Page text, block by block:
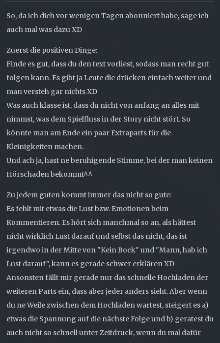
So, da ich dich vor wenigen Tagen abonniert habe, sage ich
auch mal was dazu XD
Zuerst die positiven Dinge:
Finde es gut, dass du den text vorliest, sodass man recht gut
folgen kann. Es gibt ja Leute die drücken einfach weiter und
man versteh gar nichts XD
Was auch klasse ist, dass du nicht von anfang an alles mit
nimmst, was dem Spielfluss in der Story nicht stört. So
könnte man am Ende ein paar Extraparts für die
Kleinigkeiten machen.
Und ach ja, hast ne beruhigende Stimme, bei der man keinen
Hörschaden bekommt^^
Zu jedem guten kommt immer das nicht so gute:
Es fehlt mit etwas die Lust bzw. Emotionen beim
Kommentieren. Es hört sich manchmal so an, als hättest
nicht wirklich Lust darauf und selbst das nicht, das ist
irgendwo in der Mitte von "Kein Bock" und "Mann, hab ich
Lust darauf", kann es gerade schwer erklären XD
Ansonsten fällt mir gerade nur das schnelle Hochladen der
weiteren Parts ein, dass aber jeder anders sieht. Aber wenn
du ne Weile zwischen dem Hochladen wartest, steigert es a)
etwas die Spannung auf die nächste Folge und b) geratest du
auch nicht so schnell unter Zeitdruck, wenn du mal dafür